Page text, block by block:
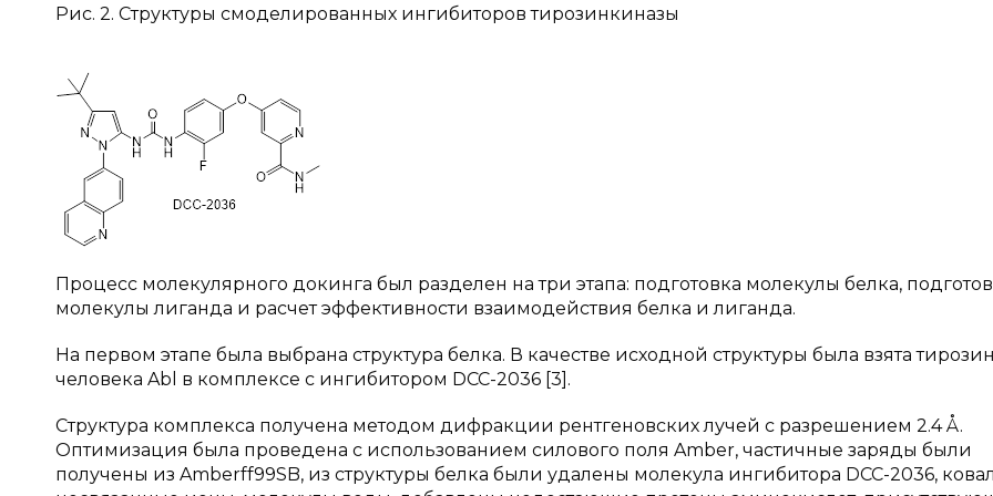
Рис. 2. Структуры смоделированных ингибиторов тирозинкиназы
Процесс молекулярного докинга был разделен на три этапа: подготовка молекулы белка,
молекулы лиганда и расчет эффективности взаимодействия белка и лиганда.
На первом этапе была выбрана структура белка. В качестве исходной структуры была взята
человека Abl в комплексе с ингибитором DCC-2036 [3].
Структура комплекса получена методом дифракции рентгеновских лучей с разрешением 2.4 Å.
Оптимизация была проведена с использованием силового поля Amber, частичные заряды были
получены из Amberff99SB, из структуры белка были удалены молекула ингибитора DCC-2036,